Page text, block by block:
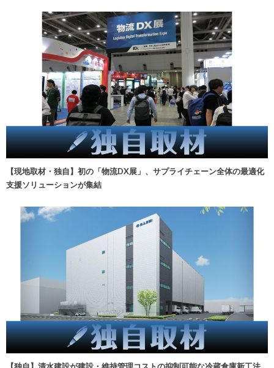
【現地取材・独自】初の「物流DX展」、サプライチェーン全体の最適化
支援ソリューションが集結